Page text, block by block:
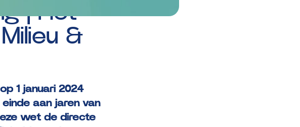
| Het
Milieu &
1 januari 2024
aan jaren van
wet de directe